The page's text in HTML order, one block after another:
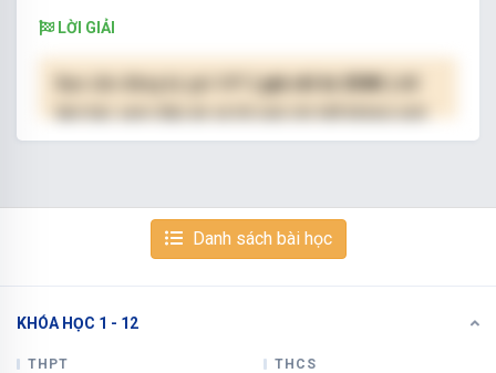
LỜI GIẢI
( giá chỉ từ 250K )
hạn.
Xem tiếp với tài khoản VIP
Còn 31/39 câu hỏi, đáp án và lời giải chi tiết.
Danh sách bài học
KHÓA HỌC 1 - 12
THPT THCS